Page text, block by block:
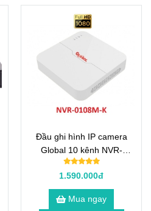
Đầu ghi hình IP camera
Global 10 kênh NVR-
0108M-K
1.590.000đ
Mua ngay